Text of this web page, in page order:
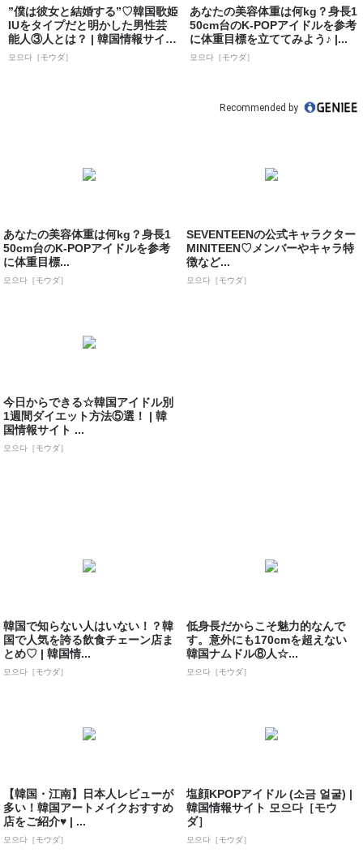
”僕は彼女と結婚する”♡韓国歌姫
IUをタイプだと明かした男性芸
能人③人とは？ | 韓国情報サイト
...
모으다［モウダ］
あなたの美容体重は何kg？身長1
50cm台のK-POPアイドルを参考
に体重目標を立ててみよう♪ |...
모으다［モウダ］
Recommended by
あなたの美容体重は何kg？身長1
50cm台のK-POPアイドルを参考
に体重目標...
모으다［モウダ］
SEVENTEENの公式キャラクター
MINITEEN♡メンバーやキャラ特
徴など...
모으다［モウダ］
今日からできる☆韓国アイドル別
1週間ダイエット方法⑤選！ | 韓
国情報サイト ...
모으다［モウダ］
韓国で知らない人はいない！？韓
国で人気を誇る飲食チェーン店ま
とめ♡ | 韓国情...
모으다［モウダ］
低身長だからこそ魅力的なんで
す。意外にも170cmを超えない
韓国ナムドル⑧人☆...
모으다［モウダ］
【韓国・江南】日本人レビューが
多い！韓国アートメイクおすすめ
店をご紹介♥ | ...
모으다［モウダ］
塩顔KPOPアイドル (소금 얼굴) |
韓国情報サイト 모으다［モウ
ダ］
모으다［モウダ］